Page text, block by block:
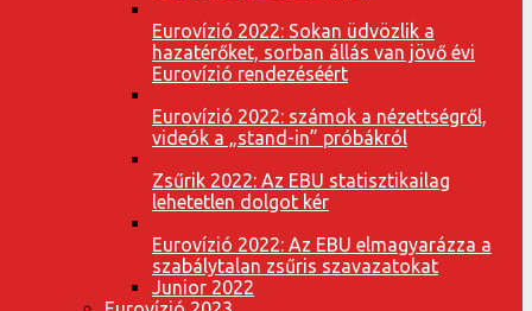
Eurovízió 2022: Sokan üdvözlik a
hazatérőket, sorban állás van jövő évi
Eurovízió rendezéséért
Eurovízió 2022: számok a nézettségről,
videók a „stand-in” próbákról
Zsűrik 2022: Az EBU statisztikailag
lehetetlen dolgot kér
Eurovízió 2022: Az EBU elmagyarázza a
szabálytalan zsűris szavazatokat
Junior 2022